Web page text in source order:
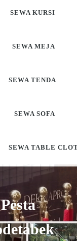
SEWA KURSI
SEWA MEJA
SEWA TENDA
SEWA SOFA
SEWA TABLE